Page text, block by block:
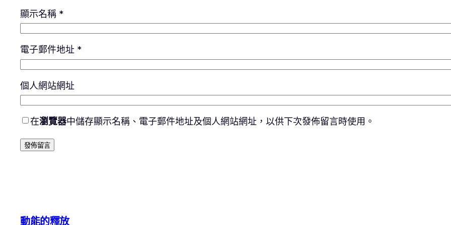
顯示名稱 *
電子郵件地址 *
個人網站網址
在瀏覽器中儲存顯示名稱、電子郵件地址及個人網站網址，以供下次發佈留言時使用。
動能的釋放